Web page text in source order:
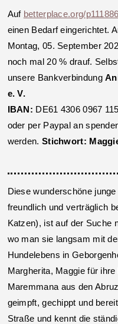
Auf betterplace.org/p111886
einen Bedarf eingerichtet.
Montag, 05. September
noch mal 20 % drauf.
unsere Bankverbindung
e. V.
IBAN: DE61 4306 0967
oder per Paypal an
werden. Stichwort:
Diese wunderschöne
freundlich und verträglich
Katzen), ist auf der Suche
wo man sie langsam mit
Hundelebens in
Margherita, Maggie für
Maremmana aus den
geimpft, gechippt und
Straße und kennt die